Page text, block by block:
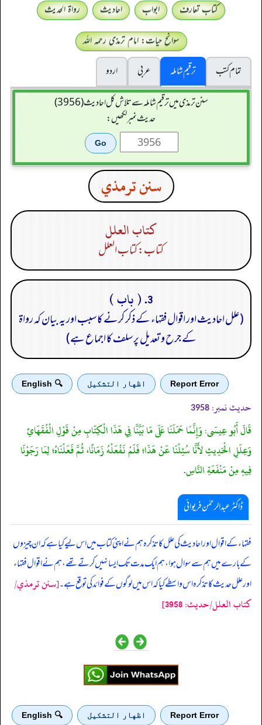
کتاب تعارف ابواب احادیث
رواۃ الحدیث
سوانح حیات: امام ترمذی رحمہ اللہ
تمام کتب
ترقیم شاملہ عربی
اردو
سنن ترمذی میں ترقیم شاملہ سے تلاش کل احادیث (3956)
حدیث نمبر لکھیں:
سنن ترمذي
کتاب العلل
کتاب: کتاب العلل
3. ( باب )
(علل احادیث اور اقوال فقہاء کے ذکر کرنے کا سبب اور یہ بیان کہ رواۃ
کے جرح و تعدیل پر سلف کا اجماع ہے)
Report Error اظهار التشكيل 🔍 English
حدیث نمبر: 3958
قَالَ أَبُو عِيسَى: وَإِنَّمَا حَمَلَنَا عَلَى مَا بَيَّنَّا فِي هَذَا الْكِتَابِ مِنْ قَوْلِ الْفُقَهَائِ
وَعِلَلِ الْحَدِيثِ لأَنَّا سُئِلْنَا عَنْ هَذَا؛ فَلَمْ نَفْعَلْهُ زَمَانًا، ثُمَّ فَعَلْنَاهُ؛ لِمَا رَجَوْنَا
فِيهِ مِنْ مَنْفَعَةِ النَّاسِ.
ڈاکٹر عبدالرحمٰن فریوائی
‏‏‏‏ فقہاء کے اقوال اور احادیث کی علل کا تذکرہ ہم نے اپنی کتاب میں اس لیے کیا ہے کہ ان چیزوں
کے بارے میں ہم سے سوال ہوا، ہم ایک مدت تک ایسا نہیں کرتے تھے، ہم نے اقوال فقہاء
اور علل حدیث کا تذکرہ اس واسطے کیا کہ اس میں لوگوں کے فوائد کی توقع ہے۔[سنن ترمذي/
کتاب العلل/حدیث: 3958]
Report Error اظهار التشكيل 🔍 English